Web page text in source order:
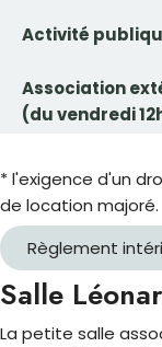
Activité
Association
(du vendredi
* l'exigence d'un
de location majoré.
Règlement
Salle
La petite salle